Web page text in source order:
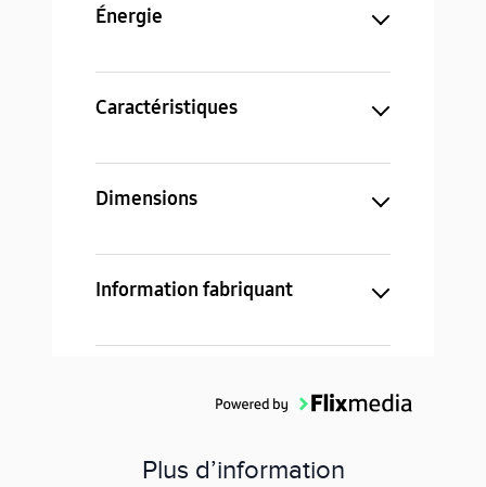
Énergie
Caractéristiques
Dimensions
Information fabriquant
Plus d’information